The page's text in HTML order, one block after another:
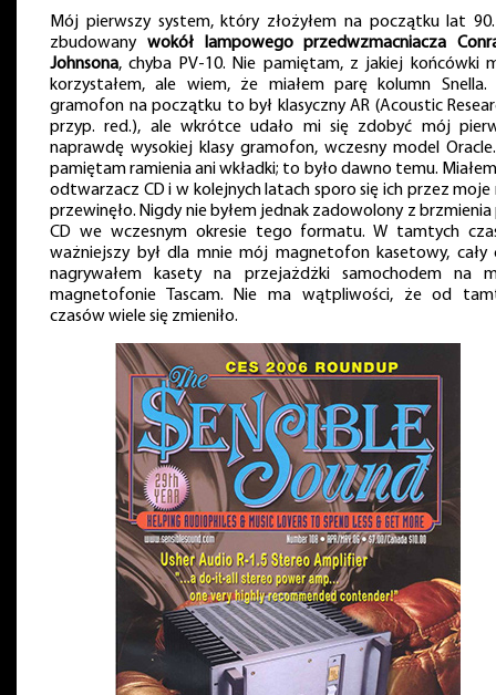
Mój pierwszy system, który złożyłem na początku lat
zbudowany wokół lampowego przedwzmacniacza
Johnsona, chyba PV-10. Nie pamiętam, z jakiej końcówki
korzystałem, ale wiem, że miałem parę kolumn Snella.
gramofon na początku to był klasyczny AR (Acoustic
przyp. red.), ale wkrótce udało mi się zdobyć mój
naprawdę wysokiej klasy gramofon, wczesny model
pamiętam ramienia ani wkładki; to było dawno temu.
odtwarzacz CD i w kolejnych latach sporo się ich przez moje
przewinęło. Nigdy nie byłem jednak zadowolony z brzmienia
CD we wczesnym okresie tego formatu. W tamtych
ważniejszy był dla mnie mój magnetofon kasetowy, cały
nagrywałem kasety na przejażdżki samochodem na
magnetofonie Tascam. Nie ma wątpliwości, że od
czasów wiele się zmieniło.